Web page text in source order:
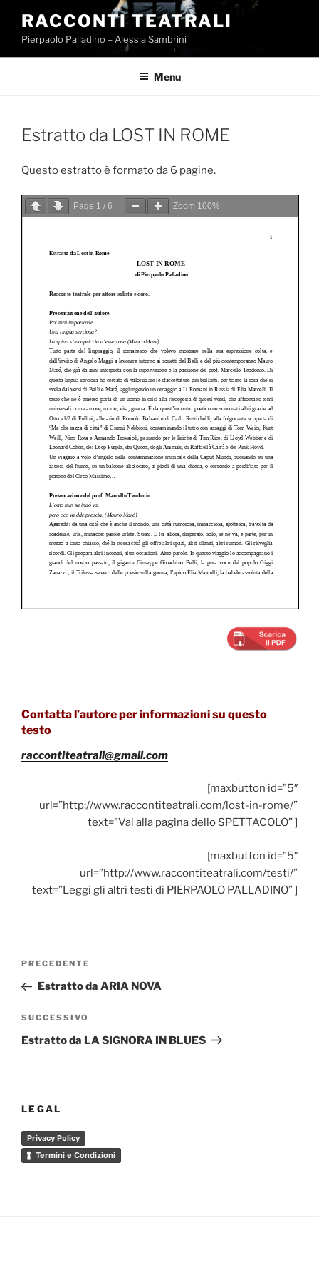
contenuto
RACCONTI TEATRALI
Pierpaolo Palladino – Alessia Sambrini
Menu
Estratto da LOST IN ROME
Questo estratto è formato da 6 pagine.
Page 1 / 6 Zoom 100%
Contatta l’autore per informazioni su questo
testo
raccontiteatrali@gmail.com
[maxbutton id=”5″
url=”http://www.raccontiteatrali.com/lost-in-rome/”
text=”Vai alla pagina dello SPETTACOLO” ]
[maxbutton id=”5″
url=”http://www.raccontiteatrali.com/testi/”
text=”Leggi gli altri testi di PIERPAOLO PALLADINO” ]
Navigazione
Articolo
precedente:
PRECEDENTE
Estratto da ARIA NOVA
Articolo
successivo
SUCCESSIVO
Estratto da LA SIGNORA IN BLUES
LEGAL
Privacy Policy
Termini e Condizioni